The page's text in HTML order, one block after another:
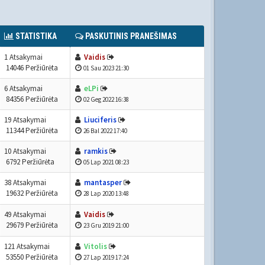
STATISTIKA PASKUTINIS PRANEŠIMAS
1 Atsakymai
14046 Peržiūrėta
Vaidis
01 Sau 2023 21:30
6 Atsakymai
84356 Peržiūrėta
eLPi
02 Geg 2022 16:38
19 Atsakymai
11344 Peržiūrėta
Liuciferis
26 Bal 2022 17:40
10 Atsakymai
6792 Peržiūrėta
ramkis
05 Lap 2021 08:23
38 Atsakymai
19632 Peržiūrėta
mantasper
28 Lap 2020 13:48
49 Atsakymai
29679 Peržiūrėta
Vaidis
23 Gru 2019 21:00
121 Atsakymai
53550 Peržiūrėta
Vitolis
27 Lap 2019 17:24